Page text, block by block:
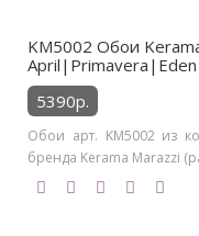
KM5002 Обои
5390р.
Обои арт. KM5002 из
бренда Kerama Marazzi